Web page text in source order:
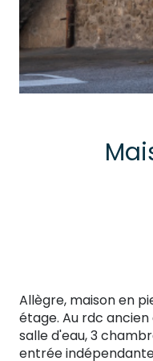
Allègre, maison en
étage. Au rdc
salle d'eau, 3
entrée